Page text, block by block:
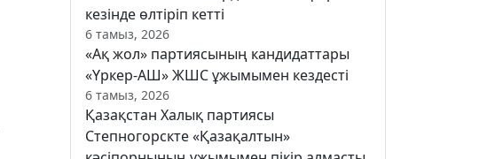
кезінде өлтіріп кетті
6 тамыз, 2026
«Ақ жол» партиясының кандидаттары
«Үркер-АШ» ЖШС ұжымымен кездесті
6 тамыз, 2026
Қазақстан Халық партиясы
Степногорскте «Қазақалтын»